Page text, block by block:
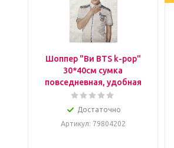
Шоппер "Ви BTS k-pop"
30*40см сумка
повседневная, удобная
Достаточно
Артикул: 79804202